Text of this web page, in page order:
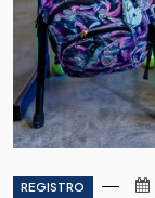
REGISTRO